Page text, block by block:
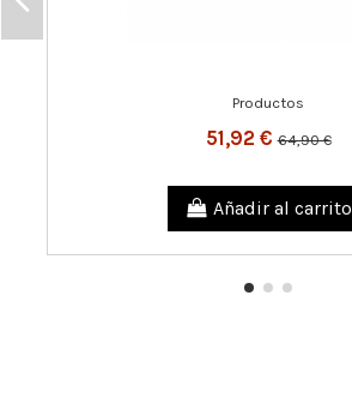
Productos
51,92 €64,90 €
Añadir al carrito